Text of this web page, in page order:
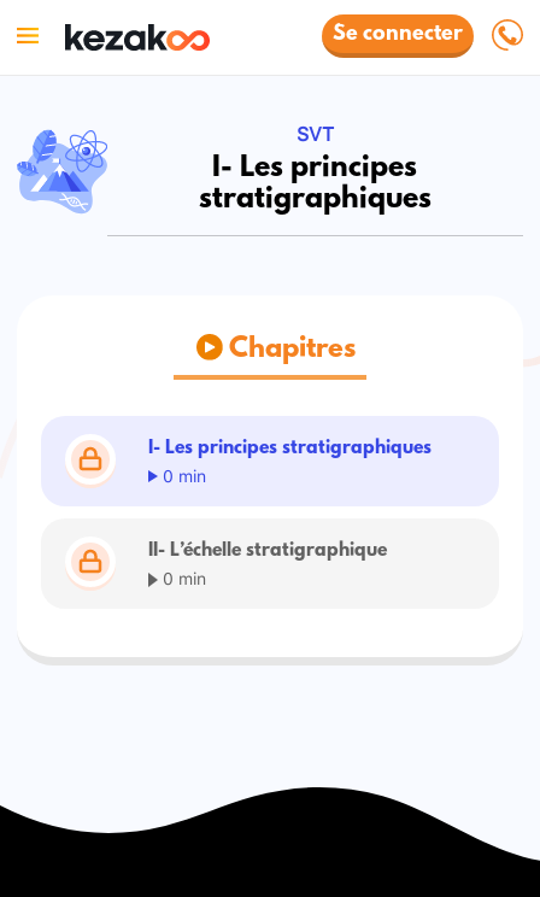
Se connecter
SVT
I- Les principes
stratigraphiques
Chapitres
I- Les principes stratigraphiques
0 min
II- L’échelle stratigraphique
0 min